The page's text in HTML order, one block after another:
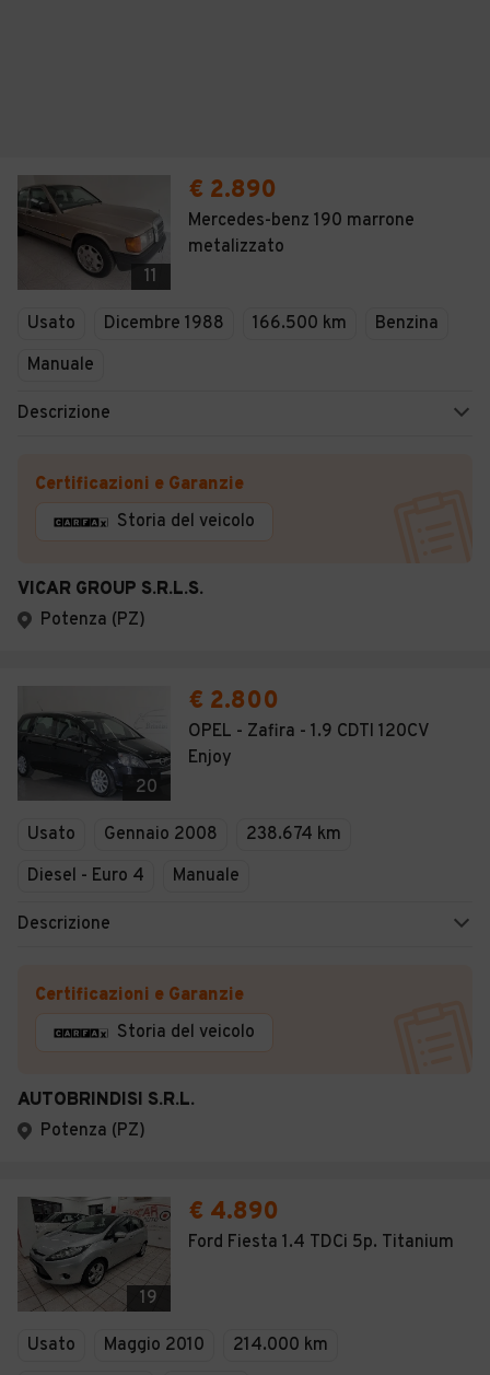
11
€ 2.890
Mercedes-benz 190 marrone
metalizzato
Usato Dicembre 1988 166.500 km
Benzina
Manuale
Descrizione
Certificazioni e Garanzie
Storia del veicolo
VICAR GROUP S.R.L.S.
Potenza (PZ)
20
€ 2.800
OPEL - Zafira - 1.9 CDTI 120CV
Enjoy
Usato Gennaio 2008
238.674 km
Diesel - Euro 4
Manuale
Descrizione
Certificazioni e Garanzie
Storia del veicolo
AUTOBRINDISI S.R.L.
Potenza (PZ)
19
€ 4.890
Ford Fiesta 1.4 TDCi 5p. Titanium
Usato Maggio 2010
214.000 km